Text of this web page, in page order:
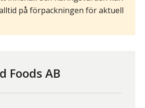
på förpackningen för aktuell
Foods AB